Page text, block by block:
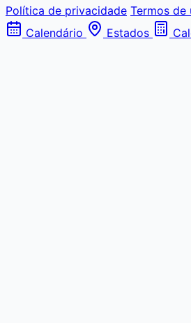
Política de privacidade Termos de
Calendário
Estados